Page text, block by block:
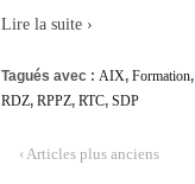
Lire la suite ›
Tagués avec : AIX, Formation,
RDZ, RPPZ, RTC, SDP
‹ Articles plus anciens